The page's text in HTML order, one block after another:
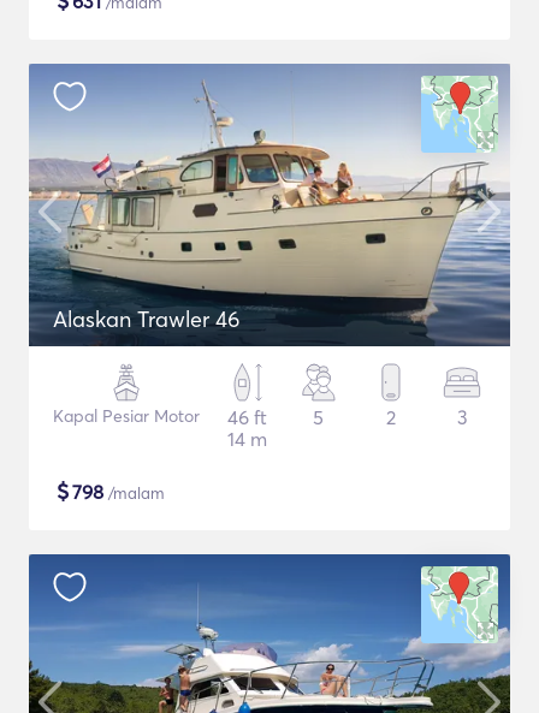
Alaskan Trawler 46
Kapal Pesiar Motor
46 ft
14 m
5 2 3
$798 /malam